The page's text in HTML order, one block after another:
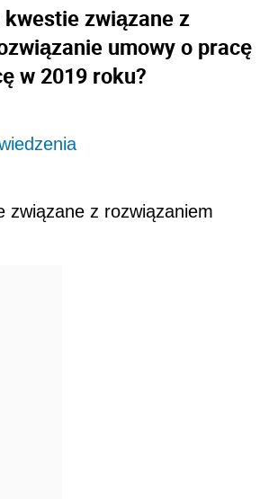
związane z
umowy o pracę
w 2019 roku?
związane z rozwiązaniem